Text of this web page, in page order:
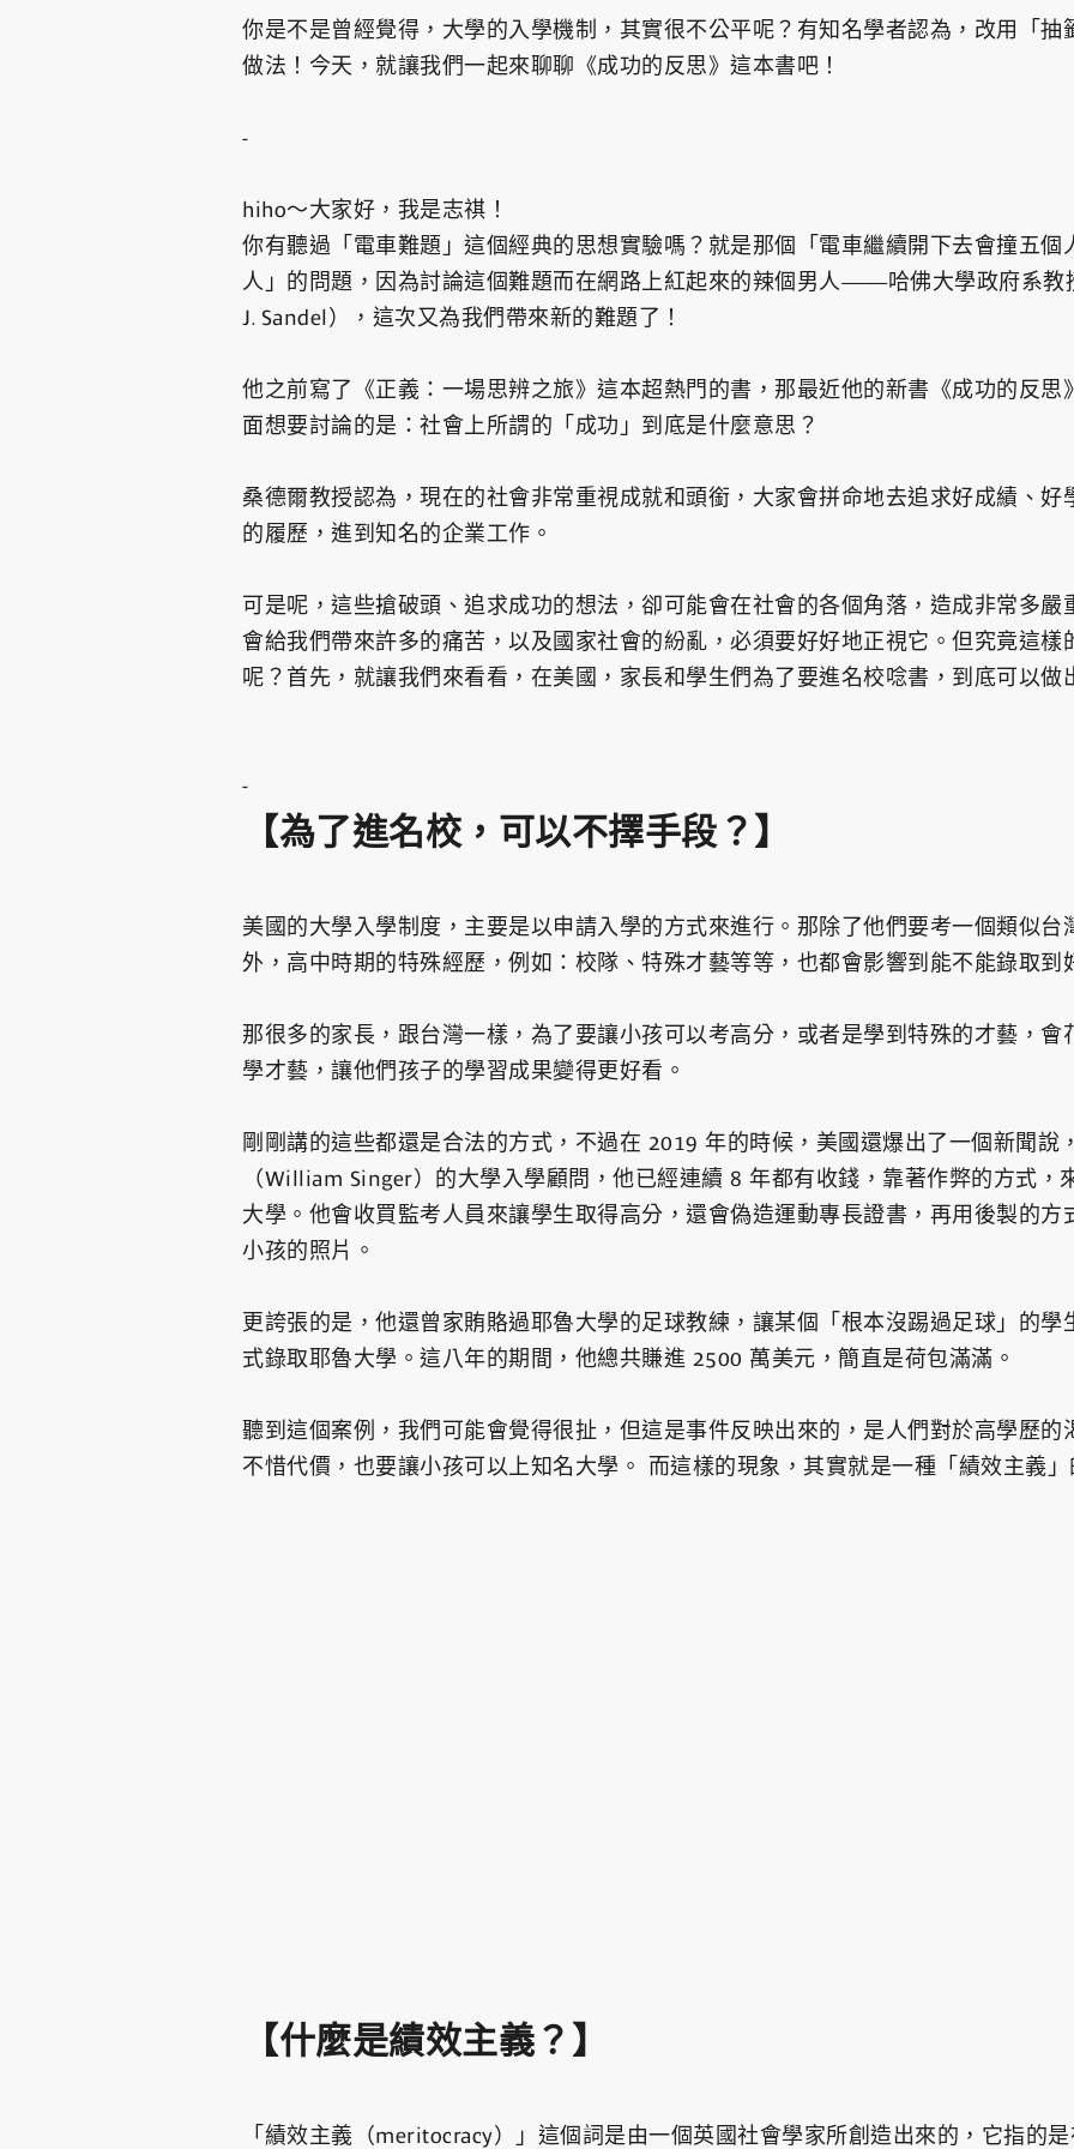
你是不是曾經覺得，大學的入學機制，其實很不公平呢？有知名學者認為，改用「抽
做法！今天，就讓我們一起來聊聊《成功的反思》這本書吧！
-
hiho～大家好，我是志祺！
你有聽過「電車難題」這個經典的思想實驗嗎？就是那個「電車繼續開下去會撞五個
人」的問題，因為討論這個難題而在網路上紅起來的辣個男人——哈佛大學政府系教
J. Sandel），這次又為我們帶來新的難題了！
他之前寫了《正義：一場思辨之旅》這本超熱門的書，那最近他的新書《成功的反思
面想要討論的是：社會上所謂的「成功」到底是什麼意思？
桑德爾教授認為，現在的社會非常重視成就和頭銜，大家會拼命地去追求好成績、好
的履歷，進到知名的企業工作。
可是呢，這些搶破頭、追求成功的想法，卻可能會在社會的各個角落，造成非常多嚴
會給我們帶來許多的痛苦，以及國家社會的紛亂，必須要好好地正視它。但究竟這樣
呢？首先，就讓我們來看看，在美國，家長和學生們為了要進名校唸書，到底可以做
-
【為了進名校，可以不擇手段？】
美國的大學入學制度，主要是以申請入學的方式來進行。那除了他們要考一個類似台
外，高中時期的特殊經歷，例如：校隊、特殊才藝等等，也都會影響到能不能錄取到
那很多的家長，跟台灣一樣，為了要讓小孩可以考高分，或者是學到特殊的才藝，會
學才藝，讓他們孩子的學習成果變得更好看。
剛剛講的這些都還是合法的方式，不過在 2019 年的時候，美國還爆出了一個新聞說
（William Singer）的大學入學顧問，他已經連續 8 年都有收錢，靠著作弊的方式，
大學。他會收買監考人員來讓學生取得高分，還會偽造運動專長證書，再用後製的方
小孩的照片。
更誇張的是，他還曾家賄賂過耶魯大學的足球教練，讓某個「根本沒踢過足球」的學
式錄取耶魯大學。這八年的期間，他總共賺進 2500 萬美元，簡直是荷包滿滿。
聽到這個案例，我們可能會覺得很扯，但這是事件反映出來的，是人們對於高學歷的
不惜代價，也要讓小孩可以上知名大學。 而這樣的現象，其實就是一種「績效主義
【什麼是績效主義？】
「績效主義（meritocracy）」這個詞是由一個英國社會學家所創造出來的，它指的